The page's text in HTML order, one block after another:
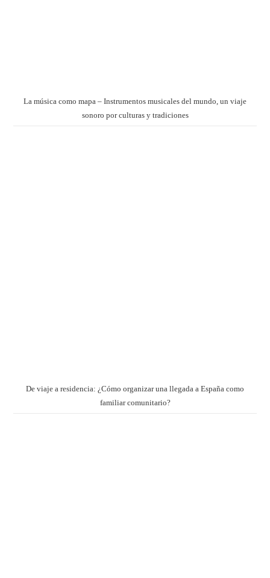
La música como mapa – Instrumentos musicales del mundo, un viaje
sonoro por culturas y tradiciones
De viaje a residencia: ¿Cómo organizar una llegada a España como
familiar comunitario?